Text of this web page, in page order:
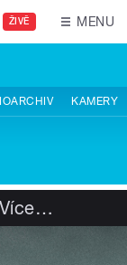
ŽIVĚ MENU
KAMERY
Více…